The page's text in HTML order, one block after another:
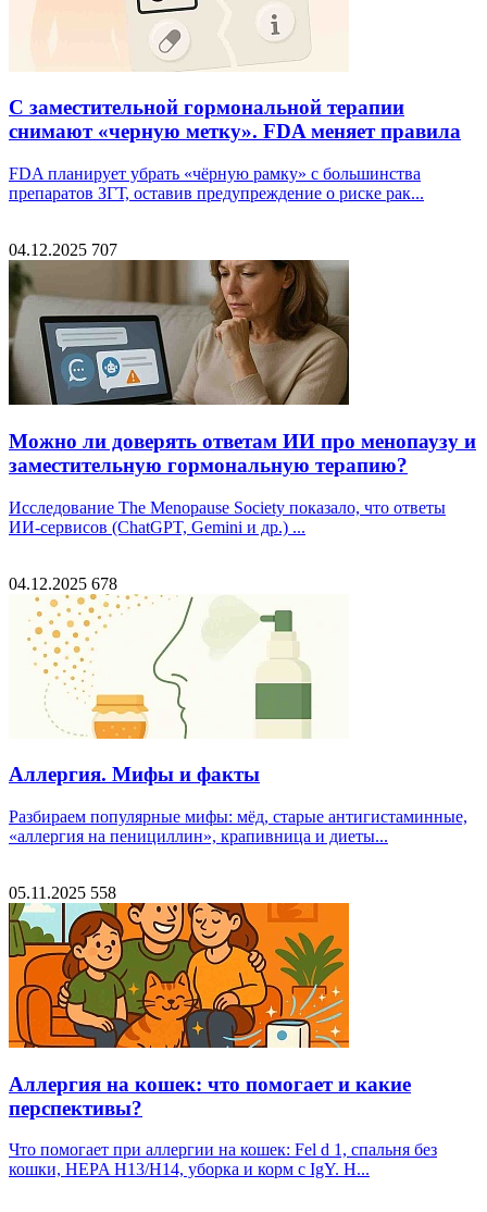
С заместительной гормональной терапии
снимают «черную метку». FDA меняет правила
FDA планирует убрать «чёрную рамку» с большинства
препаратов ЗГТ, оставив предупреждение о риске рак...
04.12.2025 707
Можно ли доверять ответам ИИ про менопаузу и
заместительную гормональную терапию?
Исследование The Menopause Society показало, что ответы
ИИ-сервисов (ChatGPT, Gemini и др.) ...
04.12.2025 678
Аллергия. Мифы и факты
Разбираем популярные мифы: мёд, старые антигистаминные,
«аллергия на пенициллин», крапивница и диеты...
05.11.2025 558
Аллергия на кошек: что помогает и какие
перспективы?
Что помогает при аллергии на кошек: Fel d 1, спальня без
кошки, HEPA H13/H14, уборка и корм с IgY. H...